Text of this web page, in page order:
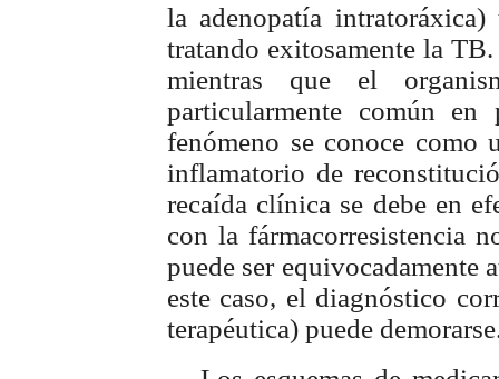
la adenopatía
tratando exitosamente la
mientras que el
particularmente común
fenómeno se conoce como
inflamatorio de
recaída clínica se debe en
con la fármacorresistencia
puede ser equivocadamente
este caso, el diagnóstico
terapéutica) puede